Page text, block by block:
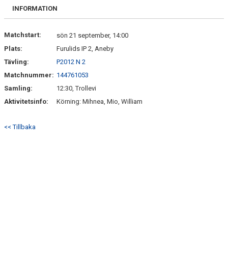
KALENDER
MATCHER
BILDGALLERI
DOKUMENT
KONTAKT
INFORMATION
Matchstart:
sön 21 september, 14:00
Plats:
Furulids IP 2, Aneby
Tävling:
P2012 N 2
Matchnummer: 144761053
Samling:
12:30, Trollevi
Aktivitetsinfo:
Körning: Mihnea, Mio, William
<< Tillbaka